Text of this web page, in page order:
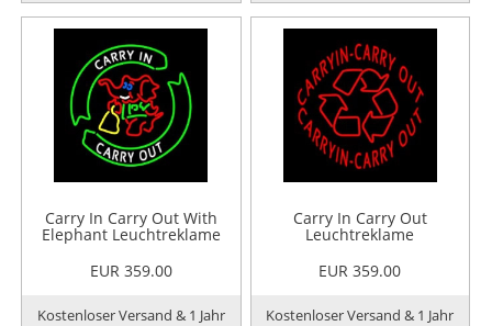
Carry In Carry Out With
Elephant Leuchtreklame
EUR 359.00
Kostenloser Versand & 1 Jahr
Carry In Carry Out
Leuchtreklame
EUR 359.00
Kostenloser Versand & 1 Jahr